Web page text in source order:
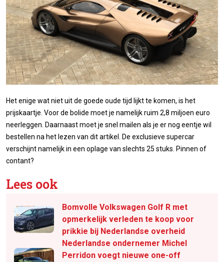
Het enige wat niet uit de goede oude tijd lijkt te komen, is het
prijskaartje. Voor de bolide moet je namelijk ruim 2,8 miljoen euro
neerleggen. Daarnaast moet je snel mailen als je er nog eentje wil
bestellen na het lezen van dit artikel. De exclusieve supercar
verschijnt namelijk in een oplage van slechts 25 stuks. Pinnen of
contant?
Lees ook
Bomvolle Volkswagen Golf R met
opmerkelijk verleden te koop voor
prikkie bij Nederlandse overheid
Nederlandse ondernemer Michel
Perridon voegt nieuwe one-off